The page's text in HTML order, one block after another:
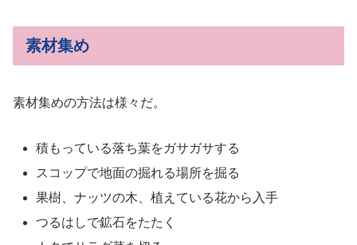
素材集め
素材集めの方法は様々だ。
積もっている落ち葉をガサガサする
スコップで地面の掘れる場所を掘る
果樹、ナッツの木、植えている花から入手
つるはしで鉱石をたたく